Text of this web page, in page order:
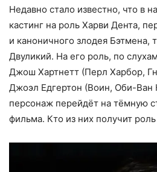
Недавно стало известно, что в
кастинг на роль Харви Дента,
и каноничного злодея Бэтмена,
Двуликий. На его роль, по
Джош Хартнетт (Перл Харбор,
Джоэл Едгертон (Воин, Оби-Ван
персонаж перейдёт на тёмную
фильма. Кто из них получит